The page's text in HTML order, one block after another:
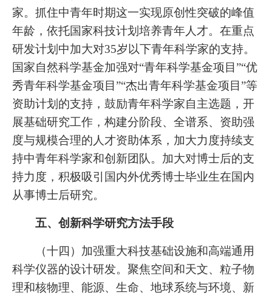
家。抓住中青年时期这一实现原创性突破的峰值
年龄，依托国家科技计划培养青年人才。在重点
研发计划中加大对35岁以下青年科学家的支持。
国家自然科学基金加强对“青年科学基金项目”“优
秀青年科学基金项目”“杰出青年科学基金项目”等
资助计划的支持，鼓励青年科学家自主选题，开
展基础研究工作，构建分阶段、全谱系、资助强
度与规模合理的人才资助体系，加大力度持续支
持中青年科学家和创新团队。加大对博士后的支
持力度，积极吸引国内外优秀博士毕业生在国内
从事博士后研究。
五、创新科学研究方法手段
（十四）加强重大科技基础设施和高端通用
科学仪器的设计研发。聚焦空间和天文、粒子物
理和核物理、能源、生命、地球系统与环境、新